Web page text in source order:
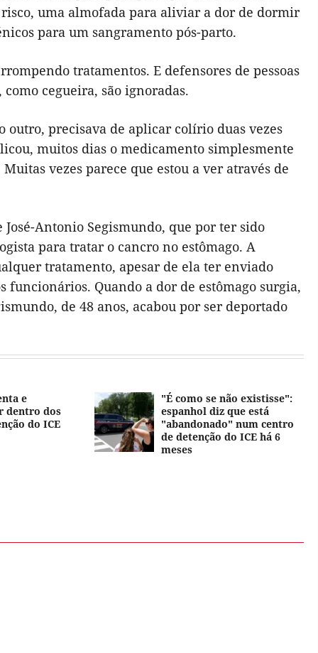
uma almofada para aliviar a dor de dormir
para um sangramento pós-parto.
tratamentos. E defensores de pessoas
cegueira, são ignoradas.
precisava de aplicar colírio duas vezes
muitos dias o medicamento simplesmente
vezes parece que estou a ver através de
José-Antonio Segismundo, que por ter sido
para tratar o cancro no estômago. A
tratamento, apesar de ela ter enviado
funcionários. Quando a dor de estômago surgia,
de 48 anos, acabou por ser deportado
e
dentro dos
do ICE
"É como se não existisse":
espanhol diz que está
"abandonado" num centro
de detenção do ICE há 6
meses